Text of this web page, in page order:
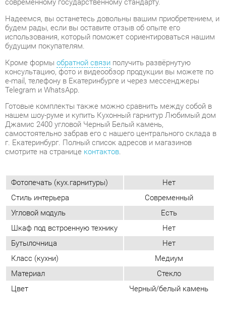
Кроме формыобратной связиполучить развёрнутую
консультацию, фото и видеообзор продукции вы можете по
e-mail, телефону в Екатеринбурге и через мессенджеры
Telegram и WhatsApp.
Готовые комплекты также можно сравнить между собой в
Джамис 2400 угловой Черный Белый камень,
самостоятельно забрав его с нашего центрального склада в
г. Екатеринбург. Полный список адресов и магазинов
смотрите на странице
Фотопечать (кух.гарнитуры)
Нет
Стиль интерьера
Современный
Угловой модуль
Бутылочница
Нет
Класс (кухни)
Медиум
Материал
Стекло
Цвет Черный/белый камень
ОТЗЫВЫ
Пока нет отзывов, поделитесь первым своим мнением.
ДОБАВИТЬ ОТЗЫВ